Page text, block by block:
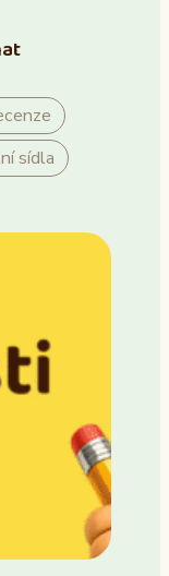
sídla